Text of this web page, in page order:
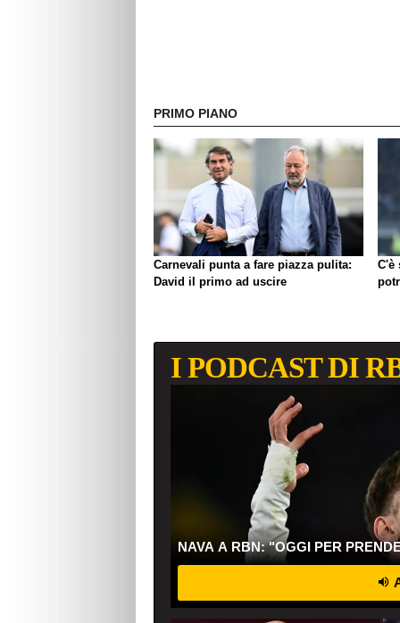
PRIMO PIANO
Carnevali punta a fare piazza pulita:
David il primo ad uscire
C'è
I PODCAST DI
NAVA A RBN: "OGGI PER